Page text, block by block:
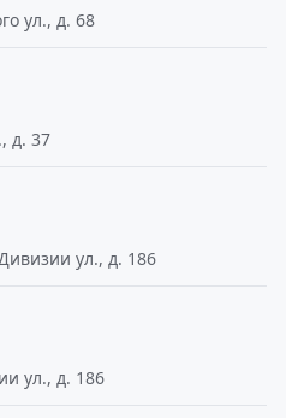
ул., д. 68
д. 37
ул., д. 186
ул., д. 186